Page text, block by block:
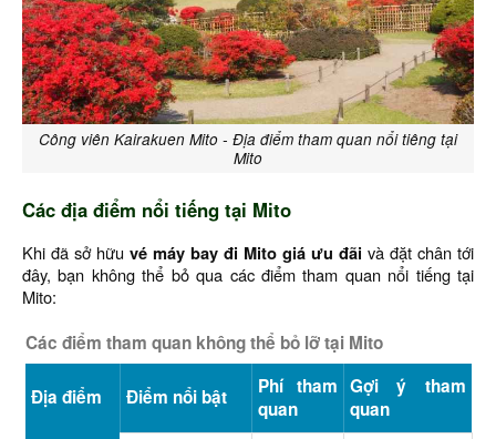
Công viên Kairakuen Mito - Địa điểm tham quan nổi tiêng tại
Mito
Các địa điểm nổi tiếng tại Mito
Khi đã sở hữu vé máy bay đi Mito giá ưu đãi và đặt chân tới
đây, bạn không thể bỏ qua các điểm tham quan nổi tiếng tại
Mito:
Các điểm tham quan không thể bỏ lỡ tại Mito
Địa điểm Điểm nổi bật
Phí tham
quan
Gợi ý tham
quan